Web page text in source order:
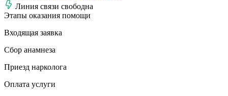
Линия связи свободна
Этапы оказания помощи
Входящая заявка
Сбор анамнеза
Приезд нарколога
Оплата услуги